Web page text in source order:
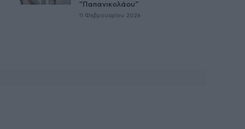
“Παπανικολάου”
11 Φεβρουαρίου 2026